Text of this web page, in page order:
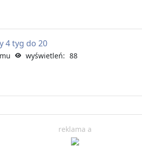
4 tyg do 20
wyświetleń: 88
reklama a